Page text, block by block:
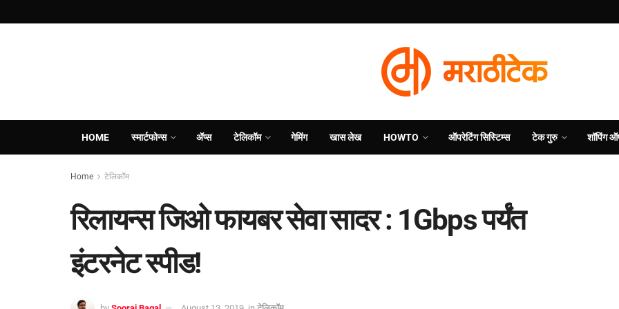
HOME स्मार्टफोन्स ॲप्स टेलिकॉम गेमिंग खास लेख HOWTO ऑपरेटिंग सिस्टिम्स टेक गुरु शॉपिंग
Home टेलिकॉम
रिलायन्स जिओ फायबर सेवा सादर : 1Gbps पर्यंत
इंटरनेट स्पीड!